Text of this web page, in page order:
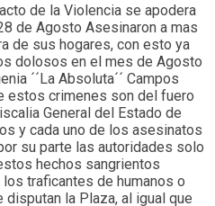
de la Violencia se apodera
de Agosto Asesinaron a mas
de sus hogares, con esto ya
dolosos en el mes de Agosto
´´La Absoluta´´ Campos
estos crimenes son del fuero
General del Estado de
y cada uno de los asesinatos
su parte las autoridades solo
hechos sangrientos
traficantes de humanos o
la Plaza, al igual que